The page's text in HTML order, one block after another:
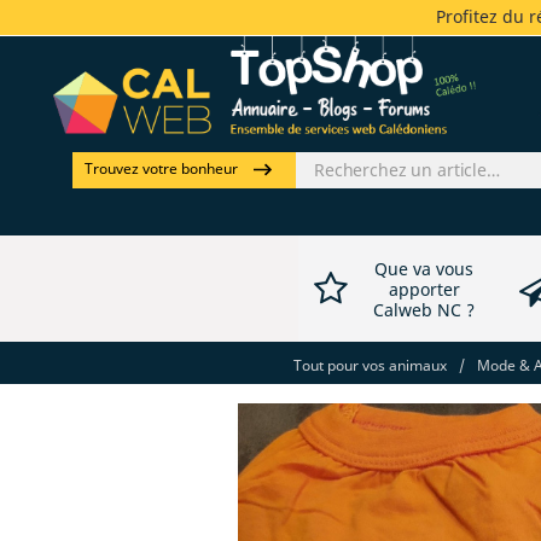
Profitez du
Trouvez votre bonheur
Que va vous
apporter
Calweb NC ?
Tout pour vos animaux / Mode &